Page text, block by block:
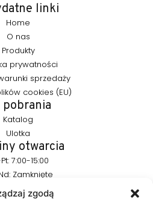
zgodą
linki
Home
O nas
Produkty
prywatności
sprzedaży
cookies (EU)
pobrania
Katalog
Ulotka
otwarcia
7:00-15:00
Zamknięte
w kontakcie